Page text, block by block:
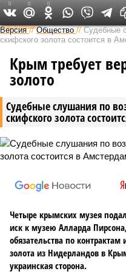
Версия //Общество //Судебные
скифского золота состоится в
Судебные слушания по
скифского золота
Крым требует
золото
Четыре крымских музея
иск к музею Алларда
обязательства по
золота из Нидерландов в
украинская сторона.
0 0 0